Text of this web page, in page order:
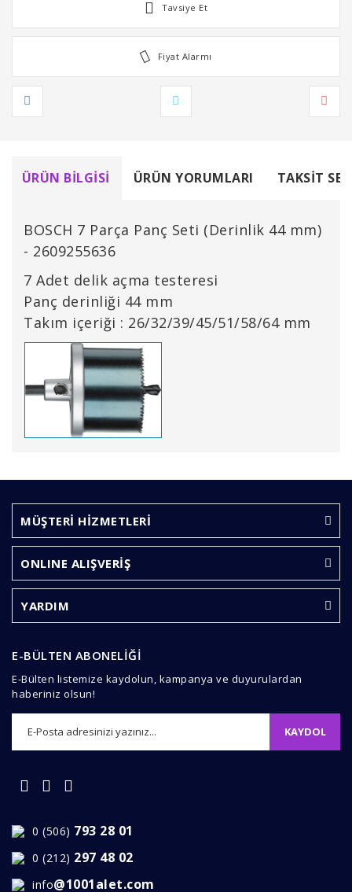
Tavsiye Et
Fiyat Alarmı
ÜRÜN BILGISI ÜRÜN YORUMLARI TAKSIT
BOSCH 7 Parça Panç Seti (Derinlik 44 mm)
- 2609255636
7 Adet delik açma testeresi
Panç derinliği 44 mm
Takım içeriği : 26/32/39/45/51/58/64 mm
Yorum Yaz
formunu kullanarak tarafımıza iletebilirsiniz.
Görüş ve önerileriniz için teşekkür ederiz.
Ürün resmi kalitesiz, bozuk veya görüntülenemiyor.
Ürün açıklamasında eksik bilgiler bulunuyor.
Ürün fiyatı diğer sitelerden daha pahalı.
Gönder
MÜŞTERİ HİZMETLERİ
ONLINE ALIŞVERİŞ
YARDIM
E-BÜLTEN ABONELİĞİ
E-Bülten listemize kaydolun, kampanya ve duyurulardan
haberiniz olsun!
KAYDOL
0 (506) 793 28 01
0 (212) 297 48 02
info@1001alet.com